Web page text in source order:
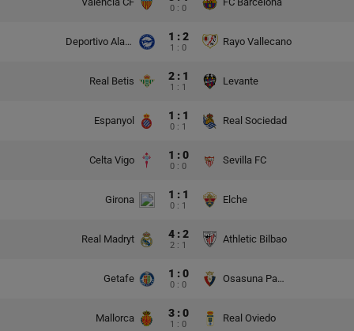
0 : 0
Deportivo Alaves 1 : 2
1 : 0
Rayo Vallecano
Real Betis 2 : 1
1 : 1
Levante
Espanyol 1 : 1
0 : 1
Real Sociedad
Celta Vigo 1 : 0
0 : 0
Sevilla FC
Girona 1 : 1
0 : 1
Elche
Real Madryt 4 : 2
2 : 1
Athletic Bilbao
Getafe 1 : 0
0 : 0
Osasuna Pampeluna
Mallorca 3 : 0
1 : 0
Real Oviedo